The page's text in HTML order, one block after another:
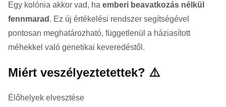
Egy kolónia akkor vad, ha emberi beavatkozás nélkül
fennmarad . Ez új értékelési rendszer segítségével
pontosan meghatározható, függetlenül a háziasított
méhekkel való genetikai keveredéstől.
Miért veszélyeztetettek? ⚠️
Élőhelyek elvesztése